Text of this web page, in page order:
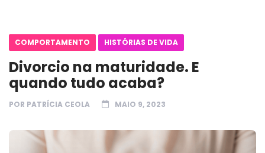
COMPORTAMENTO HISTÓRIAS DE VIDA
Divorcio na maturidade. E
quando tudo acaba?
POR PATRÍCIA CEOLA MAIO 9, 2023